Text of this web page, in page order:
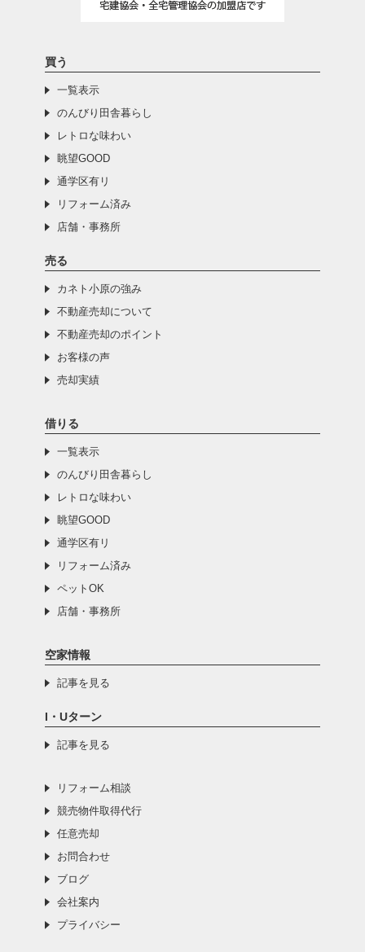
買う
一覧表示
のんびり田舎暮らし
レトロな味わい
眺望GOOD
通学区有リ
リフォーム済み
店舗・事務所
売る
カネト小原の強み
不動産売却について
不動産売却のポイント
お客様の声
売却実績
借りる
一覧表示
のんびり田舎暮らし
レトロな味わい
眺望GOOD
通学区有リ
リフォーム済み
ペットOK
店舗・事務所
空家情報
記事を見る
I・Uターン
記事を見る
リフォーム相談
競売物件取得代行
任意売却
お問合わせ
ブログ
会社案内
プライバシー